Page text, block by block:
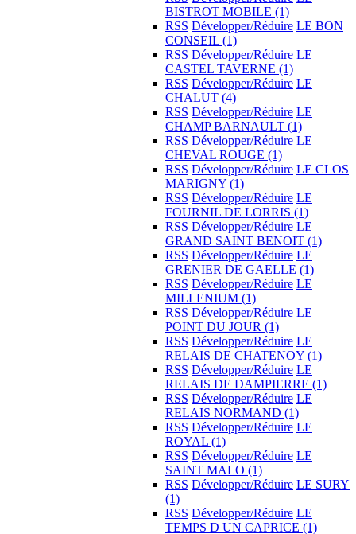
BISTROT MOBILE (1)
RSS Développer/Réduire LE BON
CONSEIL (1)
RSS Développer/Réduire LE
CASTEL TAVERNE (1)
RSS Développer/Réduire LE
CHALUT (4)
RSS Développer/Réduire LE
CHAMP BARNAULT (1)
RSS Développer/Réduire LE
CHEVAL ROUGE (1)
RSS Développer/Réduire LE CLOS
MARIGNY (1)
RSS Développer/Réduire LE
FOURNIL DE LORRIS (1)
RSS Développer/Réduire LE
GRAND SAINT BENOIT (1)
RSS Développer/Réduire LE
GRENIER DE GAELLE (1)
RSS Développer/Réduire LE
MILLENIUM (1)
RSS Développer/Réduire LE
POINT DU JOUR (1)
RSS Développer/Réduire LE
RELAIS DE CHATENOY (1)
RSS Développer/Réduire LE
RELAIS DE DAMPIERRE (1)
RSS Développer/Réduire LE
RELAIS NORMAND (1)
RSS Développer/Réduire LE
ROYAL (1)
RSS Développer/Réduire LE
SAINT MALO (1)
RSS Développer/Réduire LE SURY
(1)
RSS Développer/Réduire LE
TEMPS D UN CAPRICE (1)